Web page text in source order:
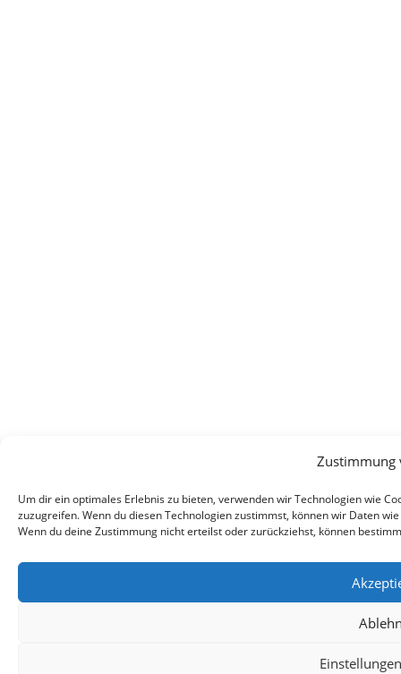
Zustimmung
Um dir ein optimales Erlebnis zu bieten, verwenden wir Technologien wie
zuzugreifen. Wenn du diesen Technologien zustimmst, können wir Daten
Wenn du deine Zustimmung nicht erteilst oder zurückziehst, können